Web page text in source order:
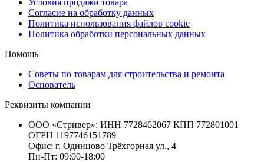
Согласие на обработку данных
Политика использования файлов cookie
Политика обработки персональных данных
Помощь
Советы по товарам для строительства и ремонта
Основатель
Реквизиты компании
ООО «Стривер»: ИНН 7728462067 КПП 772801001
ОГРН 1197746151789
Офис: г. Одинцово Трёхгорная ул., 4
Пн-Пт: 09:00-18:00